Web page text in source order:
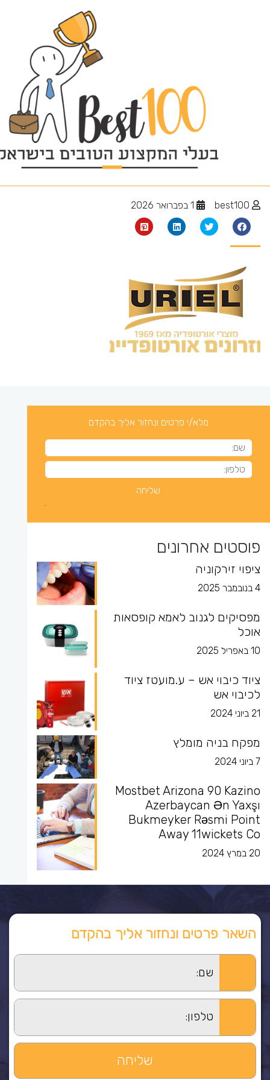
מיטות מתכווננות
מלא/י פרטים ונחזור אליך בהקדם
פוסטים אחרונים
ציפוי זירקוניה
4 בנובמבר 2025
מפסיקים לגנוב לאמא קופסאות
אוכל
10 באפריל 2025
ציוד כיבוי אש – ע.מועטז ציוד
לכיבוי אש
21 ביוני 2024
מפקח בניה מומלץ
7 ביוני 2024
Mostbet Arizona 90 Kazino
Azerbaycan Ən Yaxşı
Bukmeyker Rəsmi Point
Away 11wickets Co
20 במרץ 2024
השאר פרטים ונחזור אליך בהקדם